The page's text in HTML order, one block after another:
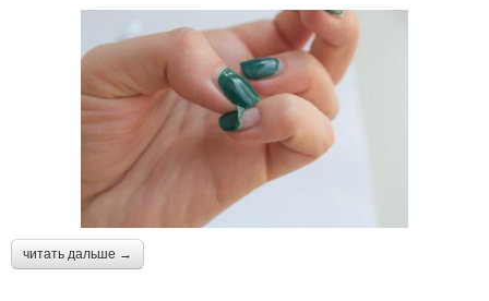
читать дальше →